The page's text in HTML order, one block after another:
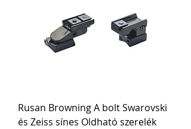
Rusan Browning A bolt Swarovski
és Zeiss sínes Oldható szerelék